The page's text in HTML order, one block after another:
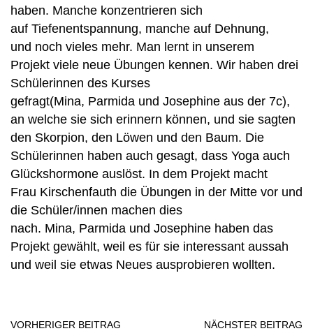
haben. Manche konzentrieren sich
auf Tiefenentspannung, manche auf Dehnung,
und noch vieles mehr. Man lernt in unserem
Projekt viele neue Übungen kennen. Wir haben drei
Schülerinnen des Kurses
gefragt(Mina, Parmida und Josephine aus der 7c),
an welche sie sich erinnern können, und sie sagten
den Skorpion, den Löwen und den Baum. Die
Schülerinnen haben auch gesagt, dass Yoga auch
Glückshormone auslöst. In dem Projekt macht
Frau Kirschenfauth die Übungen in der Mitte vor und
die Schüler/innen machen dies
nach. Mina, Parmida und Josephine haben das
Projekt gewählt, weil es für sie interessant aussah
und weil sie etwas Neues ausprobieren wollten.
VORHERIGER BEITRAG NÄCHSTER BEITRAG